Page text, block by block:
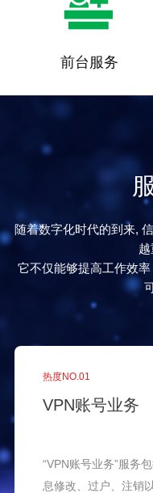
前台服务
随着数字化时代的到来,
越
它不仅能够提高工作效
热度NO.01
VPN账号业务
“VPN账号业务”服务
息修改、过户、注销